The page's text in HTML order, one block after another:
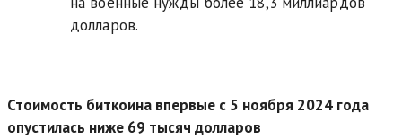
долларов.
Стоимость биткоина впервые с 5 ноября 2024 года
опустилась ниже 69 тысяч долларов